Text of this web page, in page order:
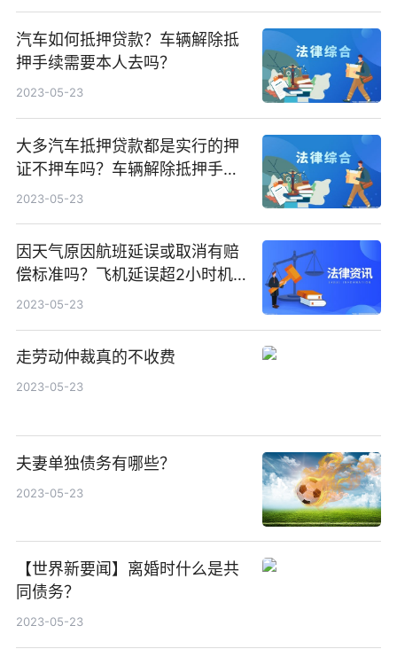
汽车如何抵押贷款？车辆解除抵
押手续需要本人去吗？
2023-05-23
大多汽车抵押贷款都是实行的押
证不押车吗？车辆解除抵押手续
办理流程有什么？
2023-05-23
因天气原因航班延误或取消有赔
偿标准吗？飞机延误超2小时机
场须提供什么？
2023-05-23
走劳动仲裁真的不收费
2023-05-23
夫妻单独债务有哪些？
2023-05-23
【世界新要闻】离婚时什么是共
同债务？
2023-05-23